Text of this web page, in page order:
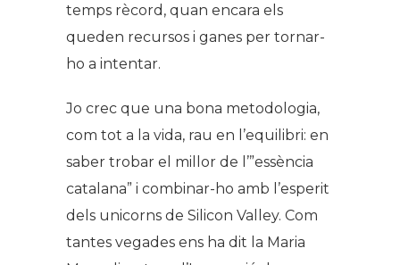
temps rècord, quan encara els
queden recursos i ganes per tornar-
ho a intentar.
Jo crec que una bona metodologia,
com tot a la vida, rau en l’equilibri: en
saber trobar el millor de l’”essència
catalana” i combinar-ho amb l’esperit
dels unicorns de Silicon Valley. Com
tantes vegades ens ha dit la Maria